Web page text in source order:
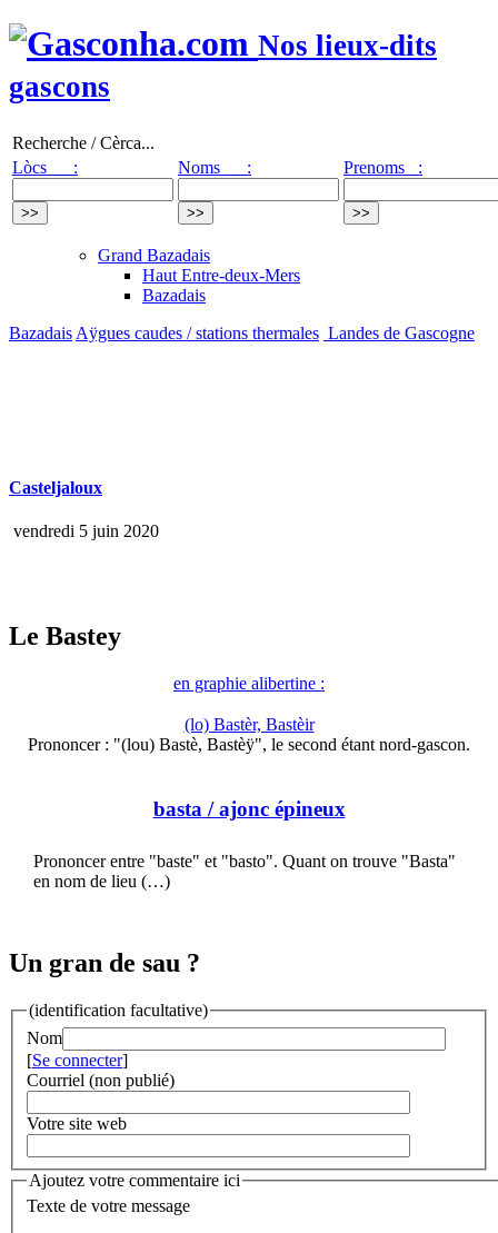
Nos lieux-dits
gascons
Recherche / Cèrca...
Lòcs :
Noms : Prenoms :
Grand Bazadais
Haut Entre-deux-Mers
Bazadais
Bazadais Aÿgues caudes / stations thermales Landes de Gascogne
Casteljaloux
vendredi 5 juin 2020
Le Bastey
en graphie alibertine :
(lo) Bastèr, Bastèir
Prononcer : "(lou) Bastè, Bastèÿ", le second étant nord-gascon.
basta / ajonc épineux
Prononcer entre "baste" et "basto". Quant on trouve "Basta"
en nom de lieu (…)
Un gran de sau ?
(identification facultative)
Nom
[Se connecter]
Courriel (non publié)
Votre site web
Ajoutez votre commentaire ici
Texte de votre message